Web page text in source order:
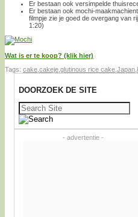
Er bestaan ook versimpelde
Er bestaan ook mochi-
filmpje zie je goed de overgang van
1:20)
Wat is er te koop? (klik hier)
Tags: cake cakeje glutinous rice cake Japan
DOORZOEK DE SITE
Zoeken
naar:
- advertentie -